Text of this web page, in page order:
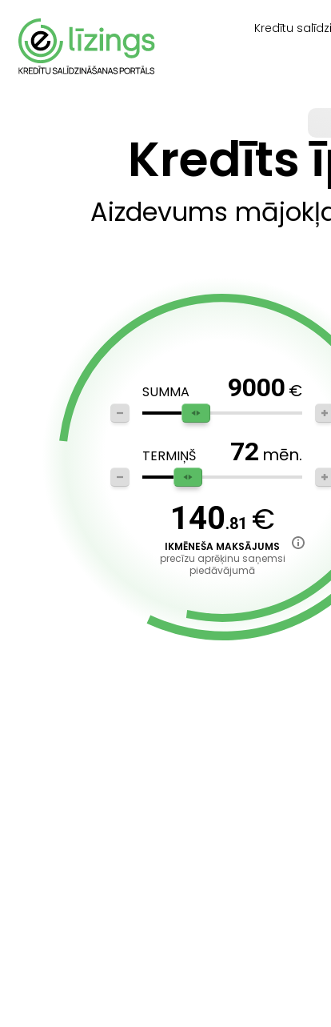
Kredītu
Kredīts
Aizdevums
SUMMA 9000 €
TERMIŅŠ 72 mēn.
140.81 €
IKMĒNEŠA MAKSĀJUMS
precīzu aprēķinu saņemsi
piedāvājumā